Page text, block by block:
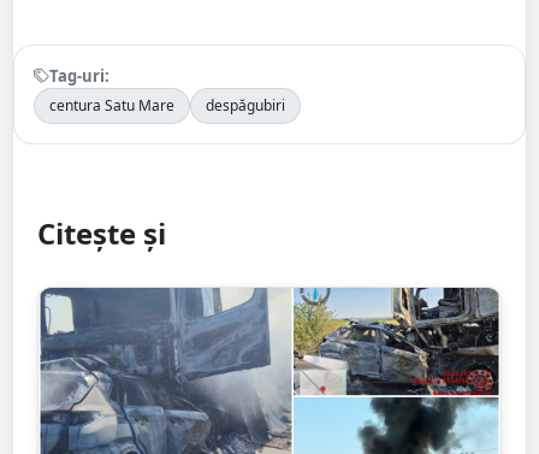
Tag-uri:
centura Satu Mare despăgubiri
Citește și